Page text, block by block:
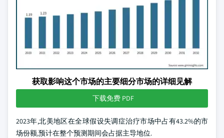
获取影响这个市场的主要细分市场的详细见解
下载免费 PDF
2023年,北美地区在全球假设失调症治疗市场中占有43.2%的市
场份额,预计在整个预测期间会占据主导地位.